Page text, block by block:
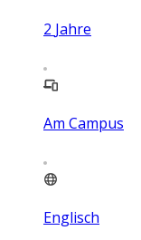
2 Jahre
Am Campus
Englisch